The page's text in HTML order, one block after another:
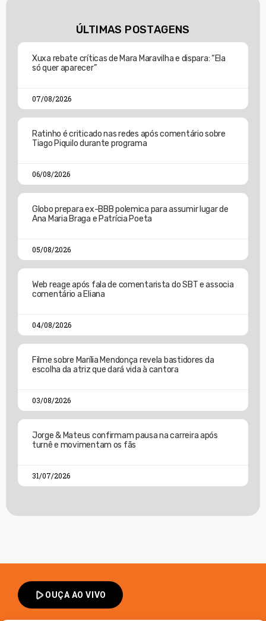
ÚLTIMAS POSTAGENS
Xuxa rebate críticas de Mara Maravilha e dispara: “Ela
só quer aparecer”
07/08/2026
Ratinho é criticado nas redes após comentário sobre
Tiago Piquilo durante programa
06/08/2026
Globo prepara ex-BBB polemica para assumir lugar de
Ana Maria Braga e Patrícia Poeta
05/08/2026
Web reage após fala de comentarista do SBT e associa
comentário a Eliana
04/08/2026
Filme sobre Marília Mendonça revela bastidores da
escolha da atriz que dará vida à cantora
03/08/2026
Jorge & Mateus confirmam pausa na carreira após
turnê e movimentam os fãs
31/07/2026
play_arrowOUÇA AO VIVO